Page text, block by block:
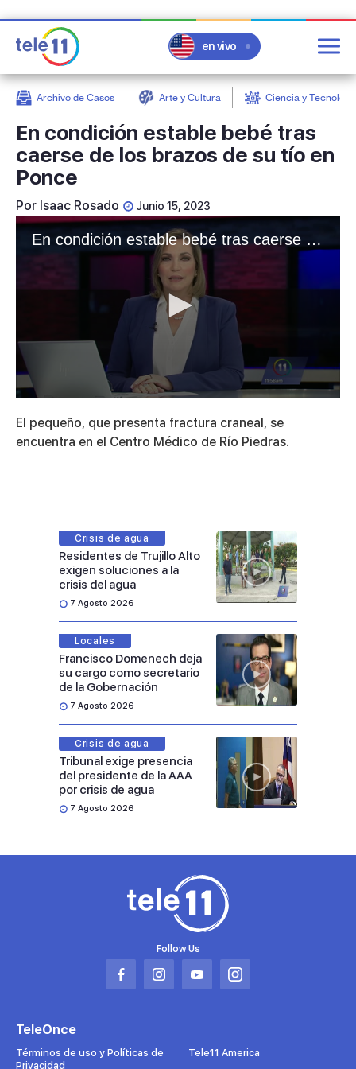
en vivo
Archivo de Casos Arte y Cultura Ciencia y
En condición estable bebé tras
caerse de los brazos de su tío en
Ponce
Por Isaac Rosado Junio 15, 2023
En condición estable bebé tras caerse de los brazos de su tío en Ponce
seconds
of
1
El pequeño, que presenta fractura craneal, se
encuentra en el Centro Médico de Río Piedras.
Crisis de agua
Residentes de Trujillo Alto
exigen soluciones a la
crisis del agua
7 Agosto 2026
Locales
Francisco Domenech deja
su cargo como secretario
de la Gobernación
7 Agosto 2026
Crisis de agua
Tribunal exige presencia
del presidente de la AAA
por crisis de agua
7 Agosto 2026
Follow Us
Abrir
pestaña
Abrir
pestaña
Abrir
pestaña
Abrir
pestaña
TeleOnce
Términos de uso y Políticas de
Privacidad
Tele11 America
post